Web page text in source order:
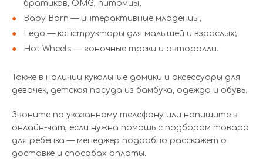
братиков, OMG, питомцы;
Baby Born — интерактивные младенцы;
Lego — конструкторы для малышей и взрослых;
Hot Wheels — гоночные треки и авторалли.
Также в наличии кукольные домики и аксессуары для
девочек, детская посуда из бамбука, одежда и обувь.
Звоните по указанному телефону или напишите в
онлайн-чат, если нужна помощь с подбором товара
для ребенка — менеджер подробно расскажет о
доставке и способах оплаты.